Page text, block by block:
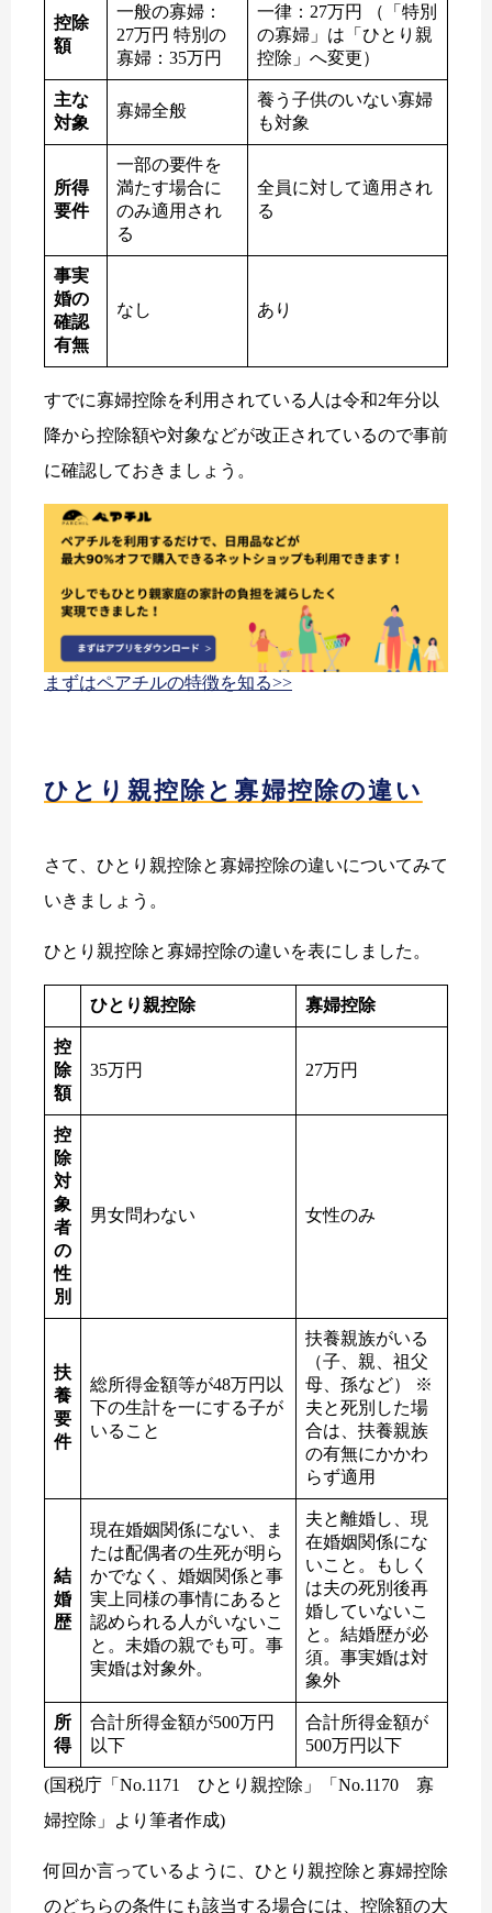
控除
額
一般の寡婦：
27万円 特別の
寡婦：35万円
一律：27万円 （「特別
の寡婦」は「ひとり親
控除」へ変更）
主な
対象
寡婦全般
養う子供のいない寡婦
も対象
所得
要件
一部の要件を
満たす場合に
のみ適用され
る
全員に対して適用され
る
事実
婚の
確認
有無
なし あり
すでに寡婦控除を利用されている人は令和2年分以
降から控除額や対象などが改正されているので事前
に確認しておきましょう。
まずはペアチルの特徴を知る>>
ひとり親控除と寡婦控除の違い
さて、ひとり親控除と寡婦控除の違いについてみて
いきましょう。
ひとり親控除と寡婦控除の違いを表にしました。
ひとり親控除 寡婦控除
控
除
額
35万円 27万円
控
除
対
象
者
の
性
別
男女問わない 女性のみ
扶
養
要
件
総所得金額等が48万円以
下の生計を一にする子が
いること
扶養親族がいる
（子、親、祖父
母、孫など） ※
夫と死別した場
合は、扶養親族
の有無にかかわ
らず適用
結
婚
歴
現在婚姻関係にない、ま
たは配偶者の生死が明ら
かでなく、婚姻関係と事
実上同様の事情にあると
認められる人がいないこ
と。未婚の親でも可。事
実婚は対象外。
夫と離婚し、現
在婚姻関係にな
いこと。もしく
は夫の死別後再
婚していないこ
と。結婚歴が必
須。事実婚は対
象外
所
得
合計所得金額が500万円
以下
合計所得金額が
500万円以下
(国税庁「No.1171 ひとり親控除」「No.1170 寡
婦控除」より筆者作成)
何回か言っているように、ひとり親控除と寡婦控除
のどちらの条件にも該当する場合には、控除額の大